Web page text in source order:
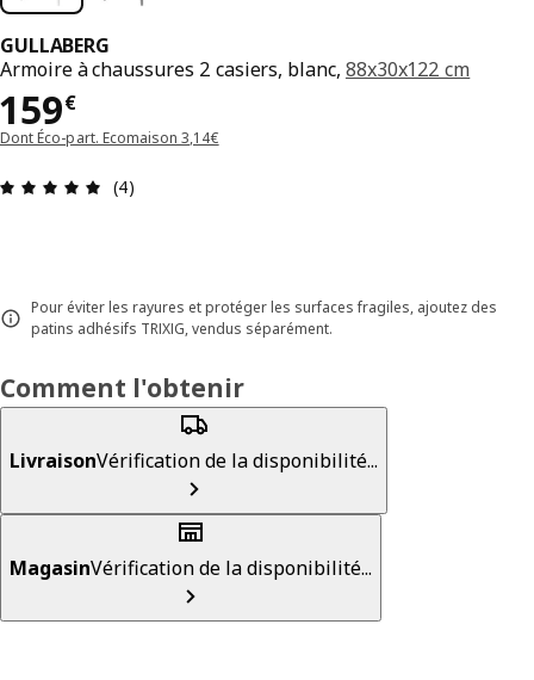
GULLABERG
Armoire à chaussures 2 casiers, blanc, 88x30x122 cm
159€
Prix 159€
Dont Éco-part. Ecomaison 3,14€
Avis: 5 sur 5 étoiles Nombre total d'avis: 4
(4)
Pour éviter les rayures et protéger les surfaces fragiles, ajoutez des
patins adhésifs TRIXIG, vendus séparément.
Comment l'obtenir
LivraisonVérification de la disponibilité...
MagasinVérification de la disponibilité...